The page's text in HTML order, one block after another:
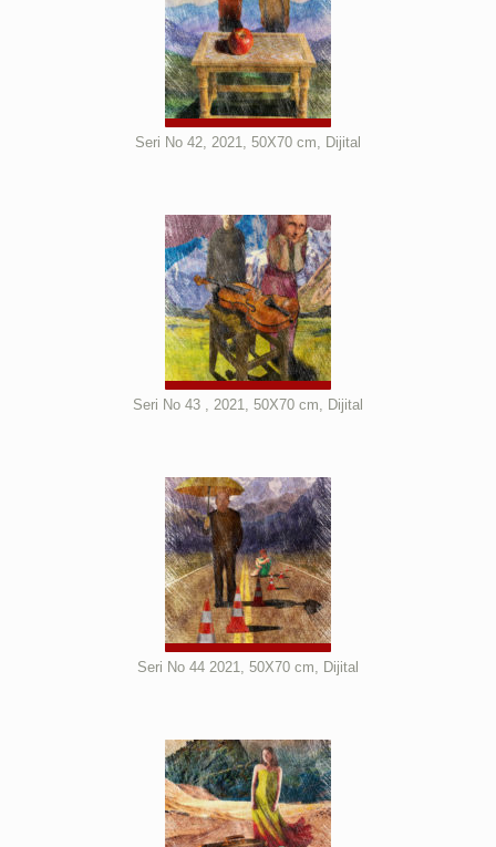
Seri No 42, 2021, 50X70 cm, Dijital
Seri No 43 , 2021, 50X70 cm, Dijital
Seri No 44 2021, 50X70 cm, Dijital